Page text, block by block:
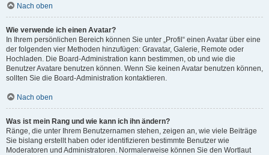
Nach oben
Wie verwende ich einen Avatar?
In Ihrem persönlichen Bereich können Sie unter „Profil“ einen Avatar über eine
der folgenden vier Methoden hinzufügen: Gravatar, Galerie, Remote oder
Hochladen. Die Board-Administration kann bestimmen, ob und wie die
Benutzer Avatare benutzen können. Wenn Sie keinen Avatar benutzen können,
sollten Sie die Board-Administration kontaktieren.
Nach oben
Was ist mein Rang und wie kann ich ihn ändern?
Ränge, die unter Ihrem Benutzernamen stehen, zeigen an, wie viele Beiträge
Sie bislang erstellt haben oder identifizieren bestimmte Benutzer wie
Moderatoren und Administratoren. Normalerweise können Sie den Wortlaut